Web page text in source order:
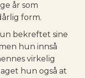
år som
form.
bekreftet sine
hun innså
virkelig
hun også at